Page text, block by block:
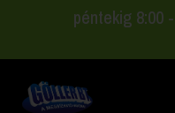
péntekig 8:00